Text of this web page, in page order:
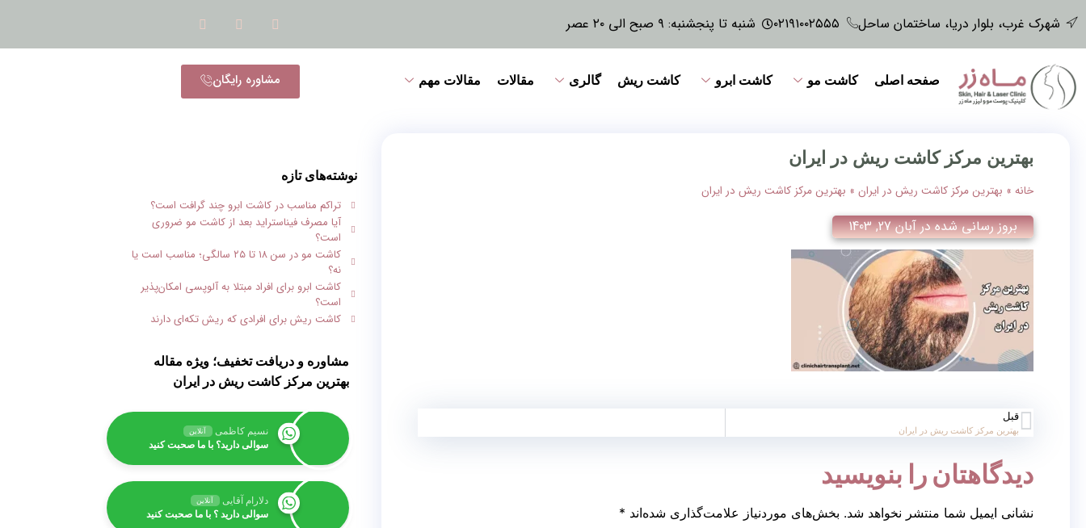
شهرک غرب، بلوار دریا، ساختمان ساحل ۰۲۱۹۱۰۰۲۵۵۵ شنبه تا پنجشنبه: ۹ صبح الی ۲۰ عصر
صفحه اصلی کاشت مو کاشت ابرو کاشت ریش گالری مقالات مقالات مهم مشاوره رایگان
بهترین مرکز کاشت ریش در ایران
خانه » بهترین مرکز کاشت ریش در ایران » بهترین مرکز کاشت ریش در ایران
بروز رسانی شده درآبان 27, 1403
قبل
بهترین مرکز کاشت ریش در ایران
دیدگاهتان را بنویسید
نشانی ایمیل شما منتشر نخواهد شد. بخش‌های موردنیاز علامت‌گذاری شده‌اند *
نوشته‌های تازه
تراکم مناسب در کاشت ابرو چند گرافت است؟
آیا مصرف فیناستراید بعد از کاشت مو ضروری
است؟
کاشت مو در سن ۱۸ تا ۲۵ سالگی؛ مناسب است یا
نه؟
کاشت ابرو برای افراد مبتلا به آلوپسی امکان‌پذیر
است؟
کاشت ریش برای افرادی که ریش تکه‌ای دارند
مشاوره و دریافت تخفیف؛ ویژه مقاله
بهترین مرکز کاشت ریش در ایران
نسیم کاظمی آنلاین
سوالی دارید؟ با ما صحبت کنید
دلارام آقایی آنلاین
سوالی دارید ؟ با ما صحبت کنید